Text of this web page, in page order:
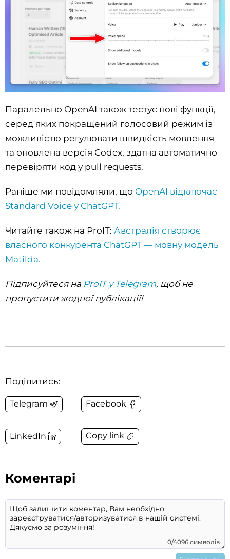
Паралельно OpenAI також тестує нові функції,
серед яких покращений голосовий режим із
можливістю регулювати швидкість мовлення
та оновлена версія Codex, здатна автоматично
перевіряти код у pull requests.
Раніше ми повідомляли, що OpenAI відключає
Standard Voice у ChatGPT.
Читайте також на ProIT: Австралія створює
власного конкурента ChatGPT — мовну модель
Matilda.
Підписуйтеся на ProIT у Telegram, щоб не
пропустити жодної публікації!
Поділитись:
Telegram Facebook
LinkedIn Copy link
Коментарі
0/4096 символів